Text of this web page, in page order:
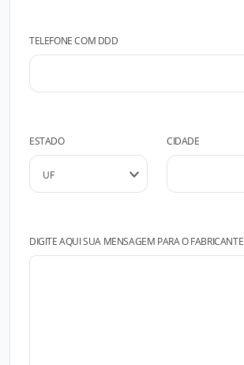
TELEFONE COM DDD
ESTADO CIDADE
DIGITE AQUI SUA MENSAGEM PARA O FABRICANTE